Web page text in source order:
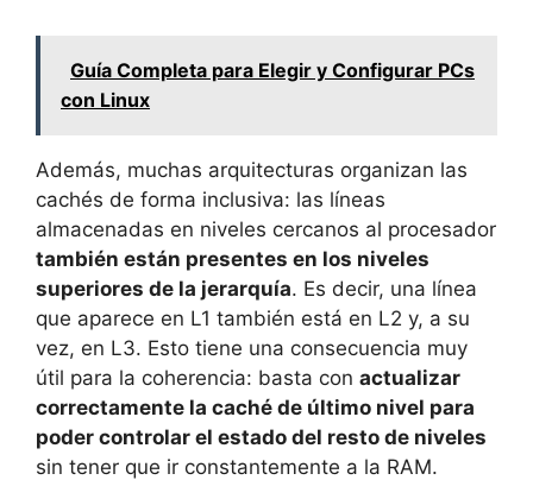
Guía Completa para Elegir y Configurar PCs
con Linux
Además, muchas arquitecturas organizan las
cachés de forma inclusiva: las líneas
almacenadas en niveles cercanos al procesador
también están presentes en los niveles
superiores de la jerarquía. Es decir, una línea
que aparece en L1 también está en L2 y, a su
vez, en L3. Esto tiene una consecuencia muy
útil para la coherencia: basta con actualizar
correctamente la caché de último nivel para
poder controlar el estado del resto de niveles
sin tener que ir constantemente a la RAM.